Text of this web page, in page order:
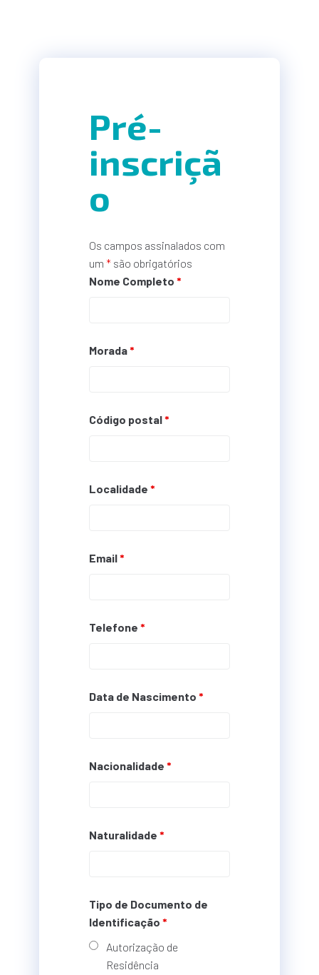
Pré-
inscriçã
o
Os campos assinalados com
um * são obrigatórios
Nome Completo *
Morada*
Código postal*
Localidade *
Email*
Telefone *
Data de Nascimento *
Nacionalidade *
Naturalidade *
Tipo de Documento de
Identificação *
Autorização de
Residência